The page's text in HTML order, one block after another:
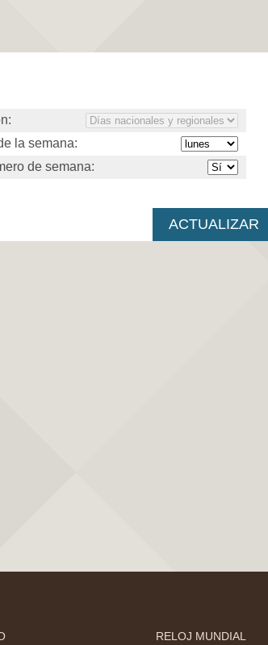
la semana:
de semana:
RELOJ MUNDIAL